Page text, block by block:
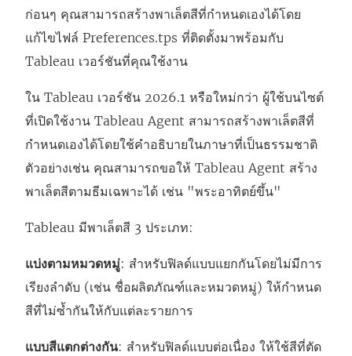
ก่อนๆ คุณสามารถสร้างพาเล็ตสีที่กําหนดเองได้โดย
แก้ไขไฟล์ Preferences.tps ที่ติดตั้งมาพร้อมกับ
Tableau เวอร์ชันที่คุณใช้งาน
ใน Tableau เวอร์ชัน 2026.1 หรือใหม่กว่า ผู้ใช้บนไซต์
ที่เปิดใช้งาน Tableau Agent สามารถสร้างพาเล็ตสีที่
กำหนดเองได้โดยใช้คำอธิบายในภาษาที่เป็นธรรมชาติ
ตัวอย่างเช่น คุณสามารถขอให้ Tableau Agent สร้าง
พาเล็ตสีตามธีมเฉพาะได้ เช่น "พระอาทิตย์ขึ้น"
Tableau มีพาเล็ตสี 3 ประเภท:
แบ่งตามหมวดหมู่: สําหรับฟิลด์แบบแยกกันโดยไม่มีการ
เรียงลําดับ (เช่น ชื่อผลิตภัณฑ์และหมวดหมู่) ให้กําหนด
สีที่ไม่ซ้ำกันให้กับแต่ละรายการ
แบบสีแตกต่างกัน: สําหรับฟิลด์แบบต่อเนื่อง ให้ใช้สีที่ตัด